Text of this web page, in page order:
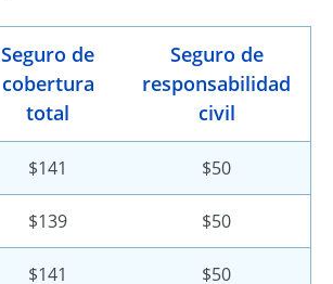
Seguro de
cobertura
total
Seguro de
responsabilidad
civil
$141 $50
$139 $50
$141 $50